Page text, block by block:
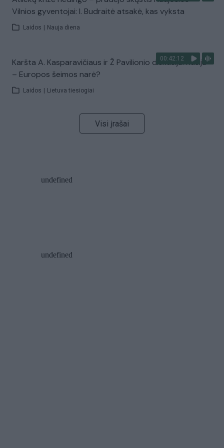
Vilnios gyventojai: I. Budraitė atsakė, kas vyksta
Laidos Nauja diena
00:42:12
Karšta A. Kasparavičiaus ir Ž Pavilionio diskusija: Rusija
– Europos šeimos narė?
Laidos Lietuva tiesiogiai
Visi įrašai